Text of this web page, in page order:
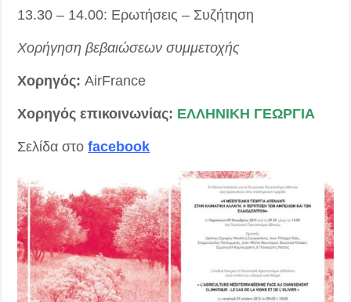
13.30 – 14.00: Ερωτήσεις – Συζήτηση
Χορήγηση βεβαιώσεων συμμετοχής
Χορηγός: AirFrance
Χορηγός επικοινωνίας: ΕΛΛΗΝΙΚΗ ΓΕΩΡΓΙΑ
Σελίδα στοfacebook